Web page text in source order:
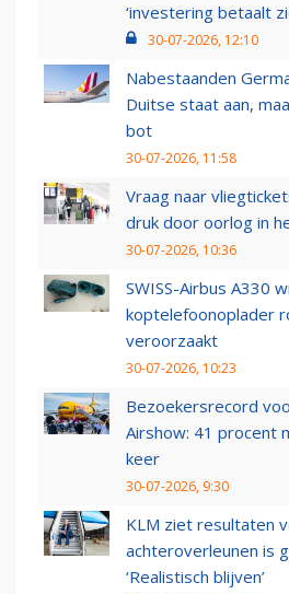
‘investering betaalt
30-07-2026, 12:10
Nabestaanden
Duitse staat aan,
bot
30-07-2026, 11:58
Vraag naar
druk door oorlog in
30-07-2026, 10:36
SWISS-Airbus A330
koptelefoonoplader
veroorzaakt
30-07-2026, 10:23
Bezoekersrecord
Airshow: 41 procent
keer
30-07-2026, 9:30
KLM ziet resultaten
achteroverleunen is
‘Realistisch blijven’